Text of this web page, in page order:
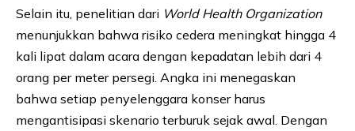
Selain itu, penelitian dari World Health Organization
menunjukkan bahwa risiko cedera meningkat hingga 4
kali lipat dalam acara dengan kepadatan lebih dari 4
orang per meter persegi. Angka ini menegaskan
bahwa setiap penyelenggara konser harus
mengantisipasi skenario terburuk sejak awal. Dengan